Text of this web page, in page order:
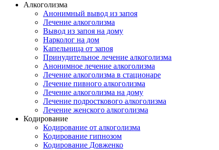
Алкоголизма
Анонимный вывод из запоя
Лечение алкоголизма
Вывод из запоя на дому
Нарколог на дом
Капельница от запоя
Принудительное лечение алкоголизма
Анонимное лечение алкоголизма
Лечение алкоголизма в стационаре
Лечение пивного алкоголизма
Лечение алкоголизма на дому
Лечение подросткового алкоголизма
Лечение женского алкоголизма
Кодирование
Кодирование от алкоголизма
Кодирование гипнозом
Кодирование Довженко